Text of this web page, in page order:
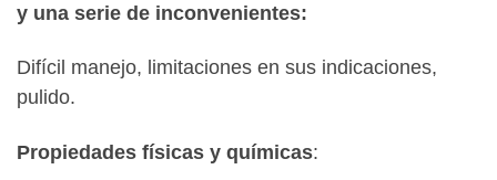
y una serie de inconvenientes:
Difícil manejo, limitaciones en sus indicaciones,
pulido.
Propiedades físicas y químicas: